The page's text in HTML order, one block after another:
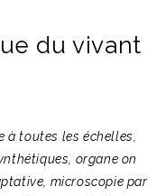
du vivant
à toutes les échelles,
organe on
microscopie par